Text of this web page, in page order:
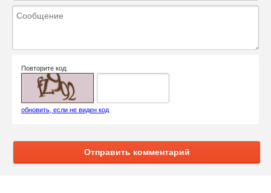
Повторите код:
обновить, если не виден код
Отправить комментарий